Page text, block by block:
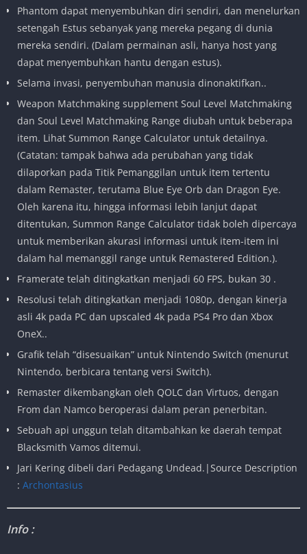
Phantom dapat menyembuhkan diri sendiri, dan menelurkan
setengah Estus sebanyak yang mereka pegang di dunia
mereka sendiri. (Dalam permainan asli, hanya host yang
dapat menyembuhkan hantu dengan estus).
Selama invasi, penyembuhan manusia dinonaktifkan..
Weapon Matchmaking supplement Soul Level Matchmaking
dan Soul Level Matchmaking Range diubah untuk beberapa
item. Lihat Summon Range Calculator untuk detailnya.
(Catatan: tampak bahwa ada perubahan yang tidak
dilaporkan pada Titik Pemanggilan untuk item tertentu
dalam Remaster, terutama Blue Eye Orb dan Dragon Eye.
Oleh karena itu, hingga informasi lebih lanjut dapat
ditentukan, Summon Range Calculator tidak boleh dipercaya
untuk memberikan akurasi informasi untuk item-item ini
dalam hal memanggil range untuk Remastered Edition.).
Framerate telah ditingkatkan menjadi 60 FPS, bukan 30 .
Resolusi telah ditingkatkan menjadi 1080p, dengan kinerja
asli 4k pada PC dan upscaled 4k pada PS4 Pro dan Xbox
OneX..
Grafik telah “disesuaikan” untuk Nintendo Switch (menurut
Nintendo, berbicara tentang versi Switch).
Remaster dikembangkan oleh QOLC dan Virtuos, dengan
From dan Namco beroperasi dalam peran penerbitan.
Sebuah api unggun telah ditambahkan ke daerah tempat
Blacksmith Vamos ditemui.
Jari Kering dibeli dari Pedagang Undead.|Source Description
: Archontasius
Info :